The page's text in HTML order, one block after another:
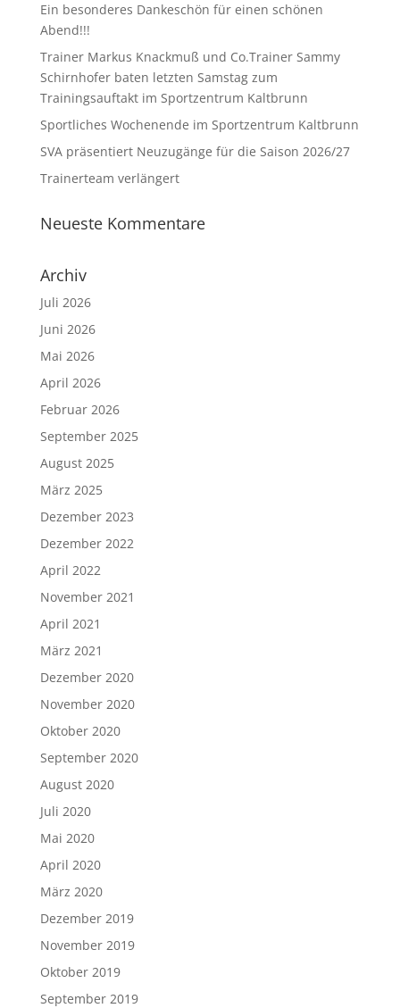
Ein besonderes Dankeschön für einen schönen
Abend!!!
Trainer Markus Knackmuß und Co.Trainer Sammy
Schirnhofer baten letzten Samstag zum
Trainingsauftakt im Sportzentrum Kaltbrunn
Sportliches Wochenende im Sportzentrum Kaltbrunn
SVA präsentiert Neuzugänge für die Saison 2026/27
Trainerteam verlängert
Neueste Kommentare
Archiv
Juli 2026
Juni 2026
Mai 2026
April 2026
Februar 2026
September 2025
August 2025
März 2025
Dezember 2023
Dezember 2022
April 2022
November 2021
April 2021
März 2021
Dezember 2020
November 2020
Oktober 2020
September 2020
August 2020
Juli 2020
Mai 2020
April 2020
März 2020
Dezember 2019
November 2019
Oktober 2019
September 2019